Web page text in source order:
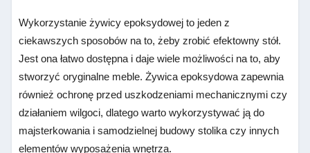
Wykorzystanie żywicy epoksydowej to jeden z
ciekawszych sposobów na to, żeby zrobić efektowny stół.
Jest ona łatwo dostępna i daje wiele możliwości na to, aby
stworzyć oryginalne meble. Żywica epoksydowa zapewnia
również ochronę przed uszkodzeniami mechanicznymi czy
działaniem wilgoci, dlatego warto wykorzystywać ją do
majsterkowania i samodzielnej budowy stolika czy innych
elementów wyposażenia wnętrza.